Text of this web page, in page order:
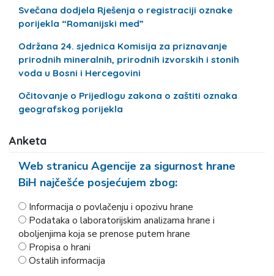
Svečana dodjela Rješenja o registraciji oznake
porijekla “Romanijski med”
Održana 24. sjednica Komisija za priznavanje
prirodnih mineralnih, prirodnih izvorskih i stonih
voda u Bosni i Hercegovini
Očitovanje o Prijedlogu zakona o zaštiti oznaka
geografskog porijekla
Anketa
Web stranicu Agencije za sigurnost hrane
BiH najčešće posjećujem zbog:
Informacija o povlačenju i opozivu hrane
Podataka o laboratorijskim analizama hrane i
oboljenjima koja se prenose putem hrane
Propisa o hrani
Ostalih informacija